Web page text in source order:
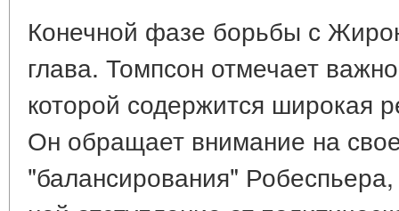
Конечной фазе борьбы с
глава. Томпсон отмечает
которой содержится широкая
Он обращает внимание на
"балансирования"